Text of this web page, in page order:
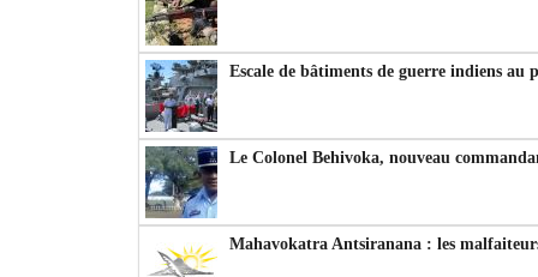
Escale de bâtiments de guerre indiens au
Le Colonel Behivoka, nouveau
Mahavokatra Antsiranana : les